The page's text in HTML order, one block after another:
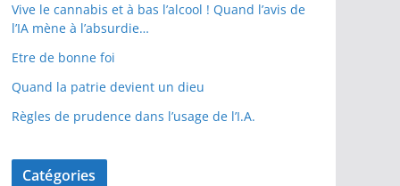
Vive le cannabis et à bas l’alcool ! Quand l’avis de
l’IA mène à l’absurdie…
Etre de bonne foi
Quand la patrie devient un dieu
Règles de prudence dans l’usage de l’I.A.
Catégories